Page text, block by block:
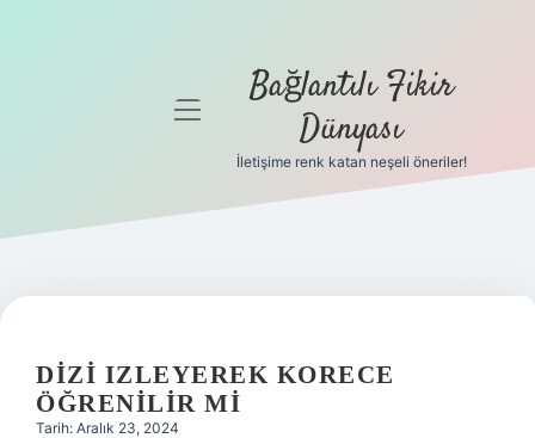
Gizlilik
Hakkımızda
menüyü
Bağlantılı Fikir
Dünyası
İletişime renk katan neşeli öneriler!
DIZI IZLEYEREK KORECE
ÖĞRENILIR MI
Tarih: Aralık 23, 2024